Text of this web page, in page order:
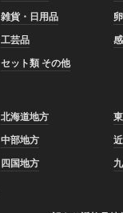
雑貨・日用品
卵
工芸品
セット類 その他
北海道地方
中部地方
四国地方